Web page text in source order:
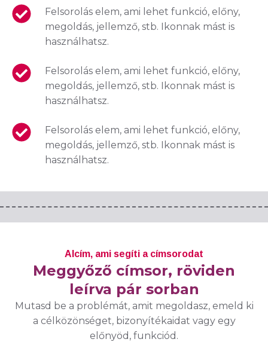
Felsorolás elem, ami lehet funkció, előny,
megoldás, jellemző, stb. Ikonnak mást is
használhatsz.
Felsorolás elem, ami lehet funkció, előny,
megoldás, jellemző, stb. Ikonnak mást is
használhatsz.
Felsorolás elem, ami lehet funkció, előny,
megoldás, jellemző, stb. Ikonnak mást is
használhatsz.
Alcím, ami segíti a címsorodat
Meggyőző címsor, röviden
leírva pár sorban
Mutasd be a problémát, amit megoldasz, emeld ki
a célközönséget, bizonyítékaidat vagy egy
előnyöd, funkciód.